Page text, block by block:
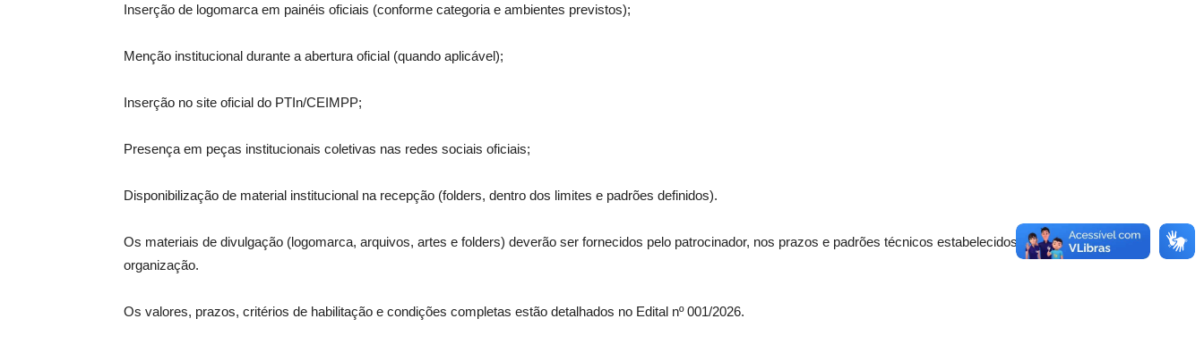
Inserção de logomarca em painéis oficiais (conforme categoria e ambientes previstos);
Menção institucional durante a abertura oficial (quando aplicável);
Inserção no site oficial do PTIn/CEIMPP;
Presença em peças institucionais coletivas nas redes sociais oficiais;
Disponibilização de material institucional na recepção (folders, dentro dos limites e padrões definidos).
Os materiais de divulgação (logomarca, arquivos, artes e folders) deverão ser fornecidos pelo patrocinador, nos prazos e padrões técnicos estabelecidos pela
organização.
Os valores, prazos, critérios de habilitação e condições completas estão detalhados no Edital nº 001/2026.